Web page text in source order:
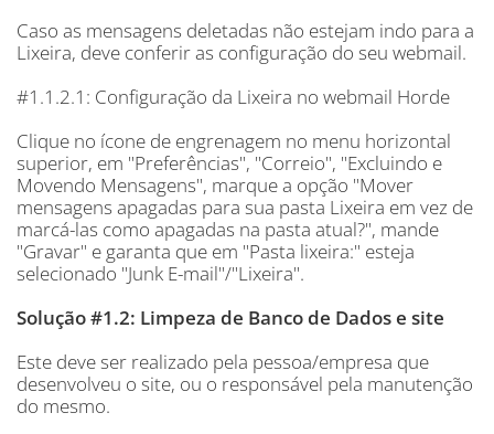
Caso as mensagens deletadas não estejam indo para a
Lixeira, deve conferir as configuração do seu webmail.
#1.1.2.1: Configuração da Lixeira no webmail Horde
Clique no ícone de engrenagem no menu horizontal
superior, em "Preferências", "Correio", "Excluindo e
Movendo Mensagens", marque a opção "Mover
mensagens apagadas para sua pasta Lixeira em vez de
marcá-las como apagadas na pasta atual?", mande
"Gravar" e garanta que em "Pasta lixeira:" esteja
selecionado "Junk E-mail"/"Lixeira".
Solução #1.2: Limpeza de Banco de Dados e site
Este deve ser realizado pela pessoa/empresa que
desenvolveu o site, ou o responsável pela manutenção
do mesmo.